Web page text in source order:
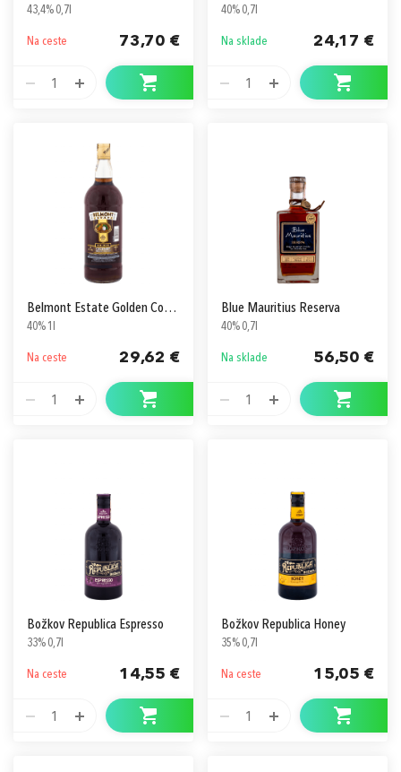
43,4% 0,7l
Na ceste 73,70 €
1
40% 0,7l
Na sklade 24,17 €
1
Belmont Estate Golden Coconut
40% 1l
Na ceste 29,62 €
1
Blue Mauritius Reserva
40% 0,7l
Na sklade 56,50 €
1
Božkov Republica Espresso
33% 0,7l
Na ceste 14,55 €
1
Božkov Republica Honey
35% 0,7l
Na ceste 15,05 €
1